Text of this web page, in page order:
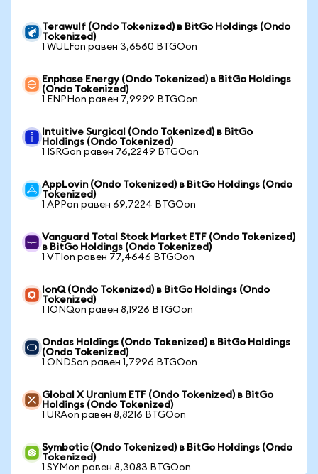
Terawulf (Ondo Tokenized) в BitGo Holdings (Ondo
Tokenized)
1 WULFon равен 3,6560 BTGOon
Enphase Energy (Ondo Tokenized) в BitGo Holdings
(Ondo Tokenized)
1 ENPHon равен 7,9999 BTGOon
Intuitive Surgical (Ondo Tokenized) в BitGo
Holdings (Ondo Tokenized)
1 ISRGon равен 76,2249 BTGOon
AppLovin (Ondo Tokenized) в BitGo Holdings (Ondo
Tokenized)
1 APPon равен 69,7224 BTGOon
Vanguard Total Stock Market ETF (Ondo Tokenized)
в BitGo Holdings (Ondo Tokenized)
1 VTIon равен 77,4646 BTGOon
IonQ (Ondo Tokenized) в BitGo Holdings (Ondo
Tokenized)
1 IONQon равен 8,1926 BTGOon
Ondas Holdings (Ondo Tokenized) в BitGo Holdings
(Ondo Tokenized)
1 ONDSon равен 1,7996 BTGOon
Global X Uranium ETF (Ondo Tokenized) в BitGo
Holdings (Ondo Tokenized)
1 URAon равен 8,8216 BTGOon
Symbotic (Ondo Tokenized) в BitGo Holdings (Ondo
Tokenized)
1 SYMon равен 8,3083 BTGOon